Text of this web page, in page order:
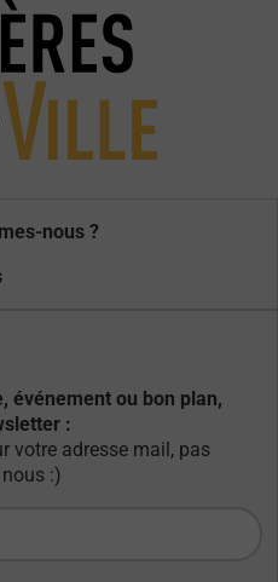
nous ?
événement ou bon plan,
:
votre adresse mail, pas
:)